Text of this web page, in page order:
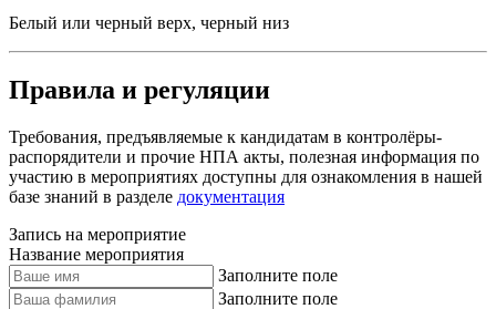
Белый или черный верх, черный низ
Правила и регуляции
Требования, предъявляемые к кандидатам в контролёры-
распорядители и прочие НПА акты, полезная информация по
участию в мероприятиях доступны для ознакомления в нашей
базе знаний в разделе документация
Запись на мероприятие
Название мероприятия
Заполните поле
Заполните поле